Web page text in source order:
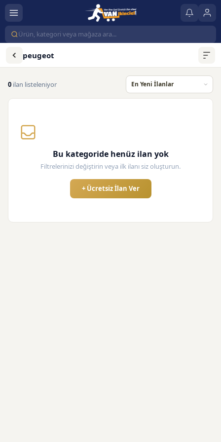
peugeot
0 ilan listeleniyor
Bu kategoride henüz ilan yok
Filtrelerinizi değiştirin veya ilk ilanı siz oluşturun.
+ Ücretsiz İlan Ver